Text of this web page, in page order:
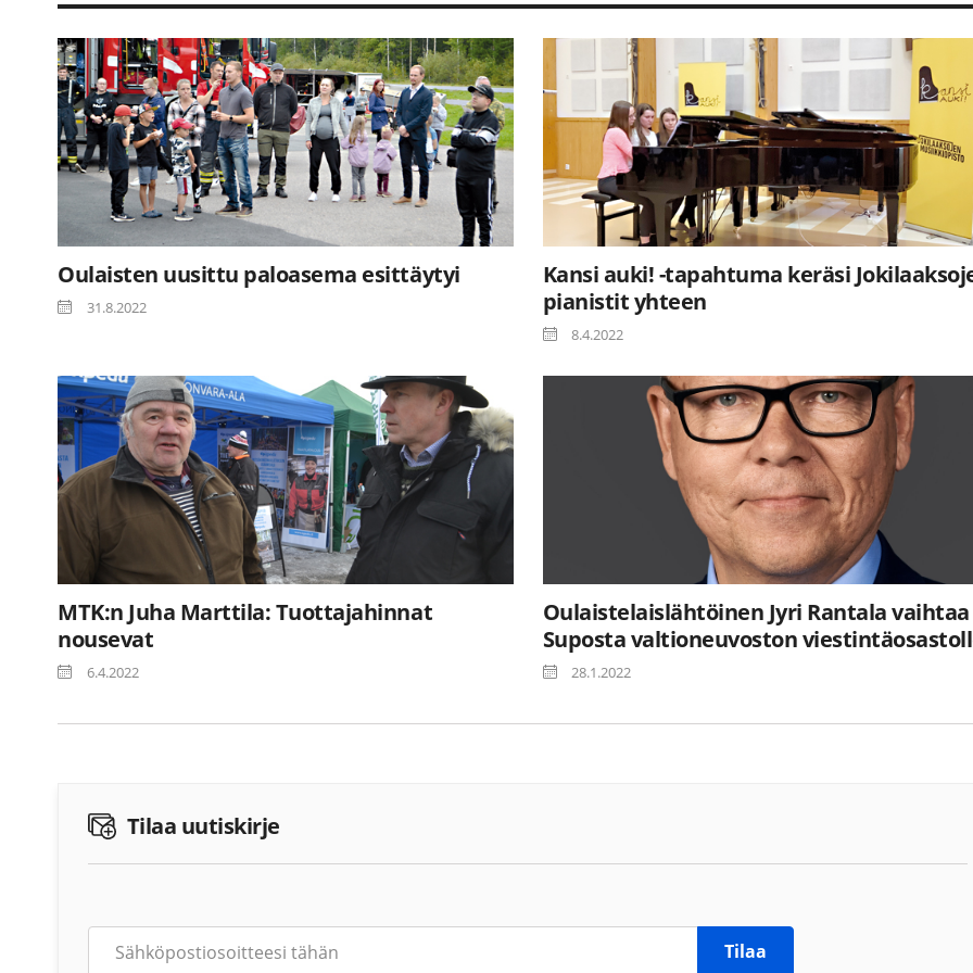
Oulaisten uusittu paloasema esittäytyi
31.8.2022
Kansi auki! -tapahtuma keräsi
pianistit yhteen
8.4.2022
MTK:n Juha Marttila: Tuottajahinnat
nousevat
6.4.2022
Oulaistelaislähtöinen Jyri Rantala vaihtaa
Suposta valtioneuvoston
28.1.2022
Tilaa uutiskirje
Tilaa